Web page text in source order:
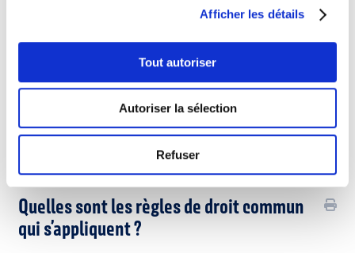
Afficher les détails
Tout autoriser
Autoriser la sélection
Refuser
L’indemnité est soumise aux charges sociales et fiscales
prévues en matière de salaires.
La part patronale des charges sociales reste à charge du
Fonds pour l’emploi.
Le promoteur peut, à titre facultatif, verser au jeune une
Base légale
Quelles sont les règles de droit commun
qui s’appliquent ?